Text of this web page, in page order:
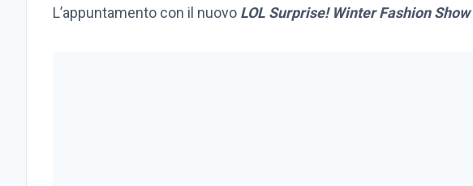
L’appuntamento con il nuovo LOL Surprise! Winter Fashion Show